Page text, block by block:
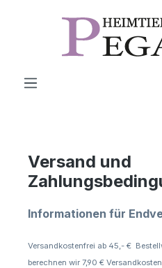
Zum Hauptinhalt springen
Versand und
Informationen für
Versandkostenfrei ab 45,- €
berechnen wir 7,90 €